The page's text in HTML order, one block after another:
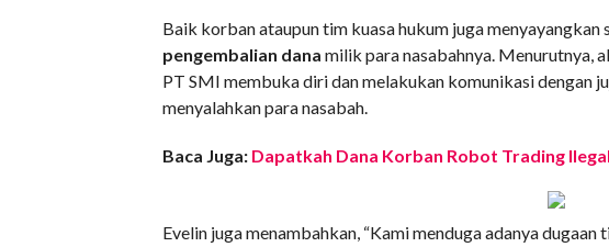
Baik korban ataupun tim kuasa hukum juga
pengembalian dana milik para nasabahnya. Menurutnya,
PT SMI membuka diri dan melakukan komunikasi dengan
menyalahkan para nasabah.
Baca Juga: Dapatkah Dana Korban Robot Trading
Evelin juga menambahkan, “Kami menduga adanya